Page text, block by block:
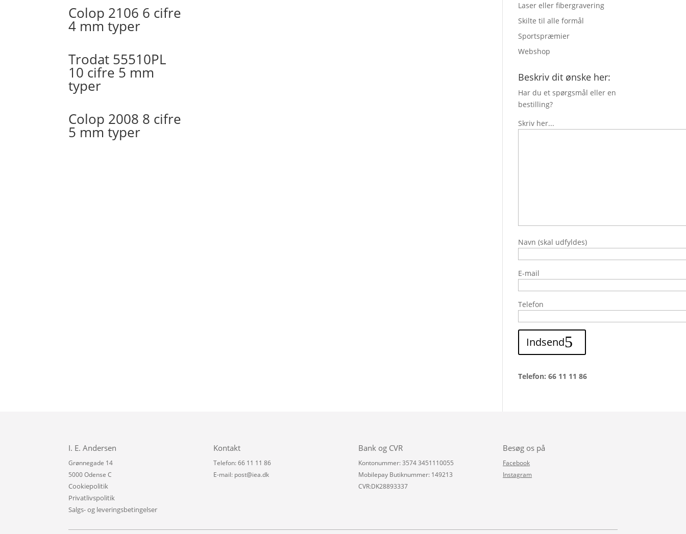
Colop 2106 6 cifre
4 mm typer
Trodat 55510PL
10 cifre 5 mm
typer
Colop 2008 8 cifre
5 mm typer
Laser eller fibergravering
Skilte til alle formål
Sportspræmier
Webshop
Beskriv dit ønske her:
Har du et spørgsmål eller en
bestilling?
Skriv her...
Navn (skal udfyldes)
E-mail
Telefon
Indsend
Telefon: 66 11 11 86
I. E. Andersen
Grønnegade 14
5000 Odense C
Cookiepolitik
Privatlivspolitik
Salgs- og leveringsbetingelser
Kontakt
Telefon: 66 11 11 86
E-mail: post@iea.dk
Bank og CVR
Kontonummer: 3574 3451110055
Mobilepay Butiknummer: 149213
CVR:DK28893337
Besøg os på
Facebook
Instagram